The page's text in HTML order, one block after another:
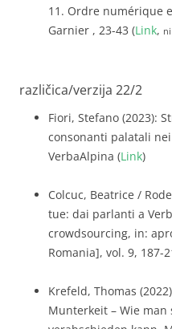
11. Ordre numérique
Garnier , 23-43 (Link,
različica/verzija 22/2
Fiori, Stefano (2023):
consonanti palatali
VerbaAlpina (Link)
Colcuc, Beatrice /
tue: dai parlanti a
crowdsourcing, in:
Romania], vol. 9, 187-
Krefeld, Thomas
Munterkeit – Wie